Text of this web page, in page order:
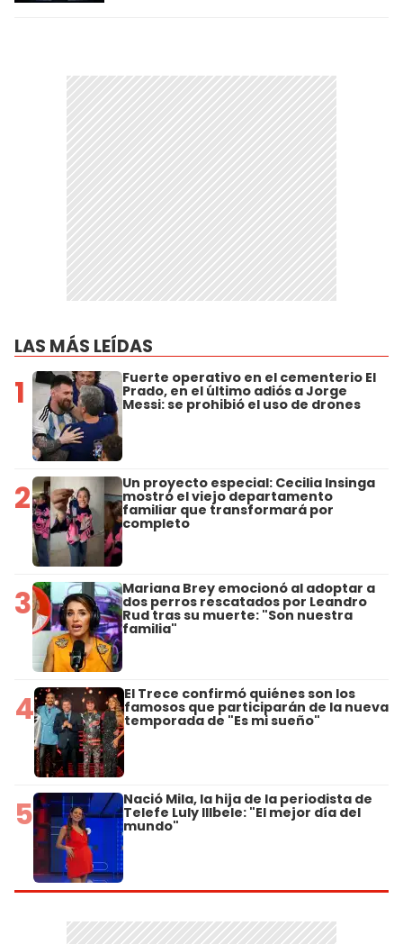
LAS MÁS LEÍDAS
1 Fuerte operativo en el cementerio El
Prado, en el último adiós a Jorge
Messi: se prohibió el uso de drones
2 Un proyecto especial: Cecilia Insinga
mostró el viejo departamento
familiar que transformará por
completo
3 Mariana Brey emocionó al adoptar a
dos perros rescatados por Leandro
Rud tras su muerte: "Son nuestra
familia"
4 El Trece confirmó quiénes son los
famosos que participarán de la nueva
temporada de "Es mi sueño"
5 Nació Mila, la hija de la periodista de
Telefe Luly Illbele: "El mejor día del
mundo"